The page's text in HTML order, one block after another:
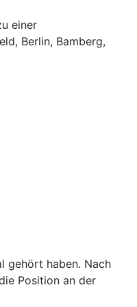
einer
Berlin, Bamberg,
gehört haben. Nach
Position an der